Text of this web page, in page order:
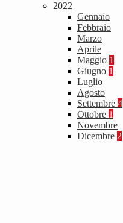
2022
Gennaio
Febbraio
Marzo
Aprile
Maggio 1
Giugno 1
Luglio
Agosto
Settembre 4
Ottobre 1
Novembre
Dicembre 2